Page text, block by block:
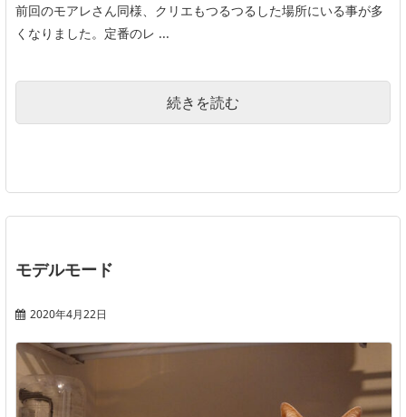
前回のモアレさん同様、クリエもつるつるした場所にいる事が多
くなりました。定番のレ ...
続きを読む
モデルモード
2020年4月22日